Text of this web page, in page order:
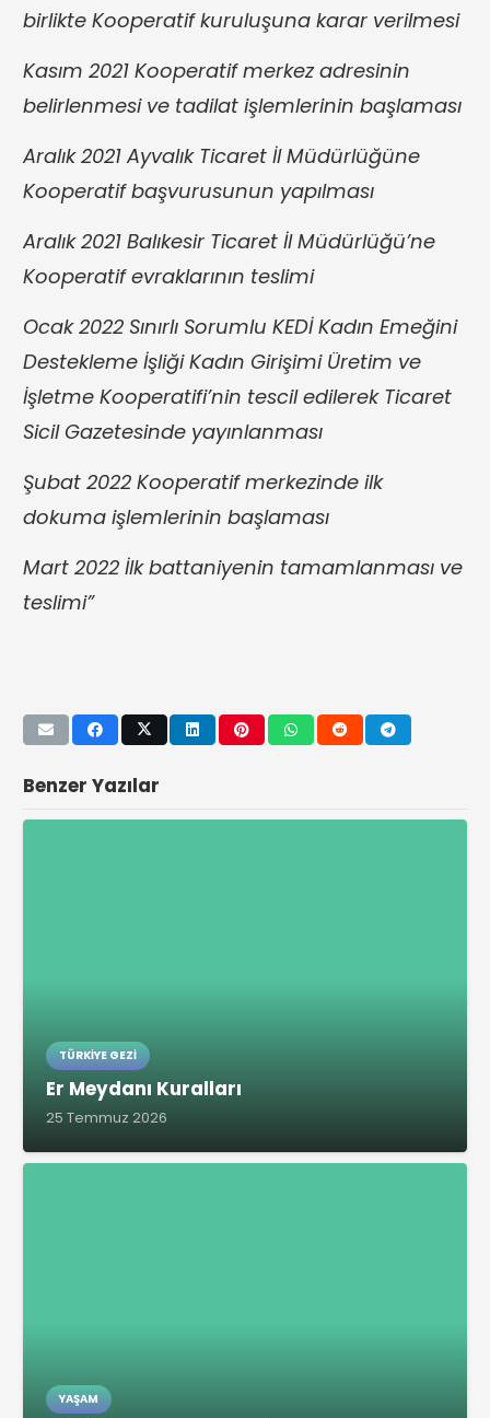
birlikte Kooperatif kuruluşuna karar verilmesi
Kasım 2021 Kooperatif merkez adresinin
belirlenmesi ve tadilat işlemlerinin başlaması
Aralık 2021 Ayvalık Ticaret İl Müdürlüğüne
Kooperatif başvurusunun yapılması
Aralık 2021 Balıkesir Ticaret İl Müdürlüğü’ne
Kooperatif evraklarının teslimi
Ocak 2022 Sınırlı Sorumlu KEDİ Kadın Emeğini
Destekleme İşliği Kadın Girişimi Üretim ve
İşletme Kooperatifi’nin tescil edilerek Ticaret
Sicil Gazetesinde yayınlanması
Şubat 2022 Kooperatif merkezinde ilk
dokuma işlemlerinin başlaması
Mart 2022 İlk battaniyenin tamamlanması ve
teslimi”
Benzer Yazılar
TÜRKIYE GEZI
Er Meydanı Kuralları
25 Temmuz 2026
YAŞAM